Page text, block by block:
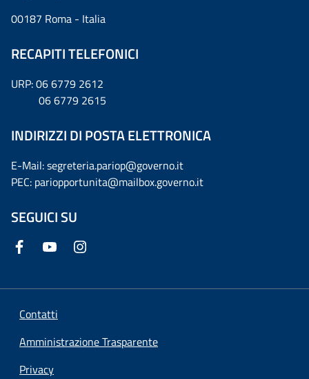
00187 Roma - Italia
RECAPITI TELEFONICI
URP: 06 6779 2612
06 6779 2615
INDIRIZZI DI POSTA ELETTRONICA
E-Mail: segreteria.pariop@governo.it
PEC: pariopportunita@mailbox.governo.it
SEGUICI SU
Contatti
Amministrazione Trasparente
Privacy